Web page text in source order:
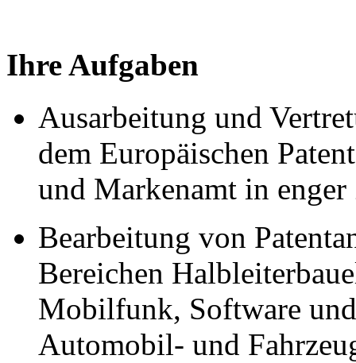
Ihre Aufgaben
Ausarbeitung und
dem Europäischen
und Markenamt in
Bearbeitung von
Bereichen
Mobilfunk, Software
Automobil- und